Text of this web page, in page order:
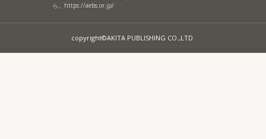
ら。 https://aebs.or.jp/
copyright©AKITA PUBLISHING CO.,LTD.